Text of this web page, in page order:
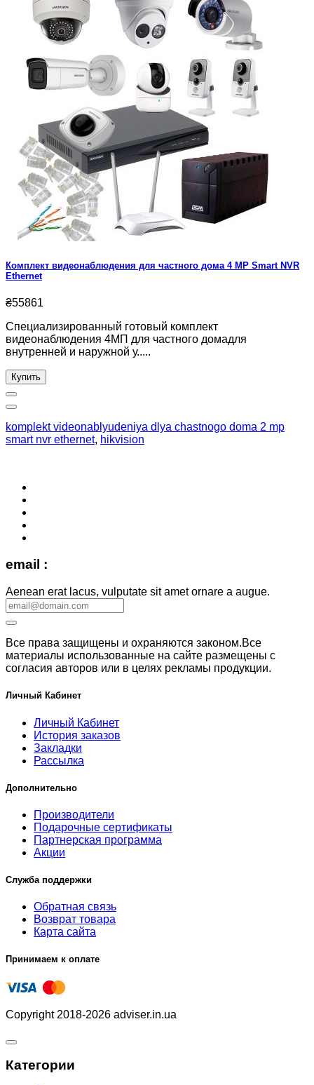
Комплект видеонаблюдения для частного дома 4 MP Smart NVR
Ethernet
₴55861
Специализированный готовый комплект
видеонаблюдения 4МП для частного домадля
внутренней и наружной у.....
Купить
komplekt videonablyudeniya dlya chastnogo doma 2 mp
smart nvr ethernet, hikvision
email :
Aenean erat lacus, vulputate sit amet ornare a augue.
Все права защищены и охраняются законом.Все
материалы использованные на сайте размещены с
согласия авторов или в целях рекламы продукции.
Личный Кабинет
Личный Кабинет
История заказов
Закладки
Рассылка
Дополнительно
Производители
Подарочные сертификаты
Партнерская программа
Акции
Служба поддержки
Обратная связь
Возврат товара
Карта сайта
Принимаем к оплате
Copyright 2018-2026 adviser.in.ua
Категории